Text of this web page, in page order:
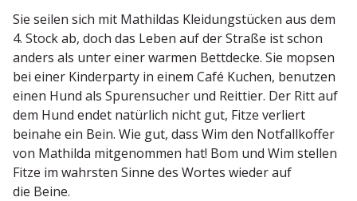
Sie seilen sich mit Mathildas Kleidung­s­tücken aus dem
4. Stock ab, doch das Leben auf der Straße ist schon
anders als unter einer warmen Bettdecke. Sie mopsen
bei einer Kinder­party in einem Café Kuchen, benutzen
einen Hund als Spuren­sucher und Reittier. Der Ritt auf
dem Hund endet natürlich nicht gut, Fitze verliert
beinahe ein Bein. Wie gut, dass Wim den Notfall­koffer
von Mathilda mitge­nommen hat! Bom und Wim stellen
Fitze im wahrsten Sinne des Wortes wieder auf
die Beine.